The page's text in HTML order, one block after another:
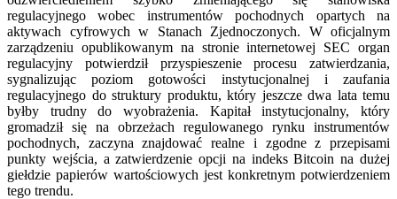
regulacyjnego wobec instrumentów pochodnych opartych na
aktywach cyfrowych w Stanach Zjednoczonych. W oficjalnym
zarządzeniu opublikowanym na stronie internetowej SEC organ
regulacyjny potwierdził przyspieszenie procesu zatwierdzania,
sygnalizując poziom gotowości instytucjonalnej i zaufania
regulacyjnego do struktury produktu, który jeszcze dwa lata temu
byłby trudny do wyobrażenia. Kapitał instytucjonalny, który
gromadził się na obrzeżach regulowanego rynku instrumentów
pochodnych, zaczyna znajdować realne i zgodne z przepisami
punkty wejścia, a zatwierdzenie opcji na indeks Bitcoin na dużej
giełdzie papierów wartościowych jest konkretnym potwierdzeniem
tego trendu.